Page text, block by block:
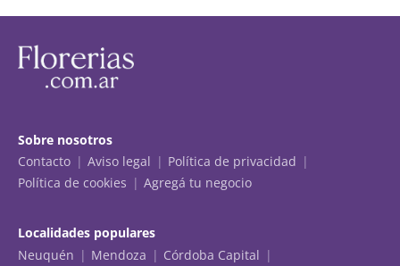
Sobre nosotros
Contacto
Aviso legal
Política de privacidad
Política de cookies
Agregá tu negocio
Localidades populares
Neuquén
Mendoza Córdoba Capital